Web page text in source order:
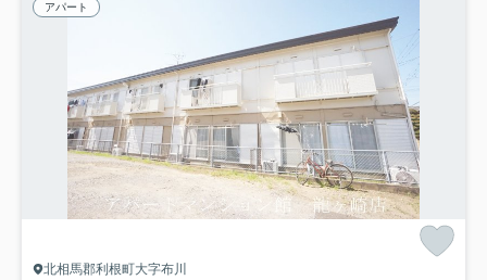
アパート
北相馬郡利根町大字布川